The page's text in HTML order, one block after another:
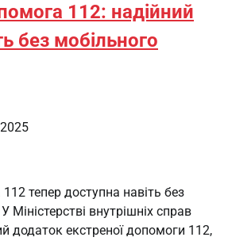
112: надійний
без мобільного
тепер доступна навіть без
Міністерстві внутрішніх справ
додаток екстреної допомоги 112,